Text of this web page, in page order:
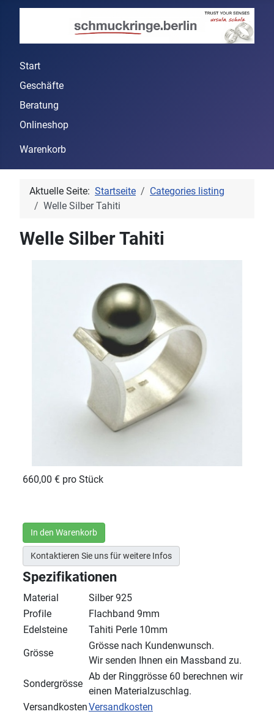
Start
Geschäfte
Beratung
Onlineshop
Warenkorb
Aktuelle Seite: Startseite
Categories listing
Welle Silber Tahiti
Welle Silber Tahiti
660,00 € pro Stück
In den Warenkorb
Kontaktieren Sie uns für weitere Infos
Spezifikationen
Material
Silber 925
Profile
Flachband 9mm
Edelsteine
Tahiti Perle 10mm
Grösse
Grösse nach Kundenwunsch.
Wir senden Ihnen ein Massband zu.
Sondergrösse
Ab der Ringgrösse 60 berechnen wir
einen Materialzuschlag.
VersandkostenVersandkosten